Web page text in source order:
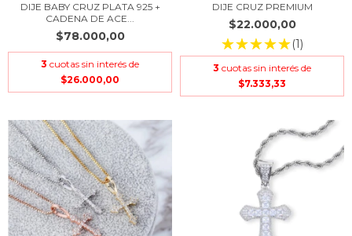
DIJE BABY CRUZ PLATA 925 +
CADENA DE ACE...
$78.000,00
3 cuotas sin interés de
$26.000,00
DIJE CRUZ PREMIUM
$22.000,00
(1)
3 cuotas sin interés de
$7.333,33